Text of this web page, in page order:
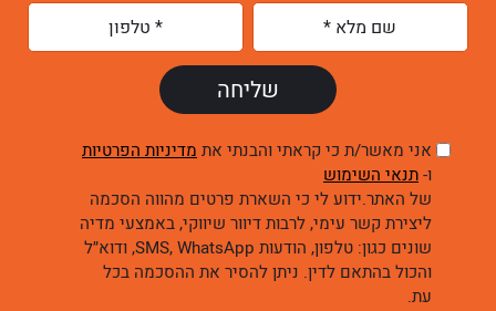
אני מאשר/ת כי קראתי והבנתי את מדיניות הפרטיות
ו-תנאי השימוש
של האתר.ידוע לי כי השארת פרטים מהווה הסכמה
ליצירת קשר עימי, לרבות דיוור שיווקי, באמצעי מדיה
שונים כגון: טלפון, הודעות SMS, WhatsApp, ודוא״ל
והכול בהתאם לדין. ניתן להסיר את ההסכמה בכל
עת.